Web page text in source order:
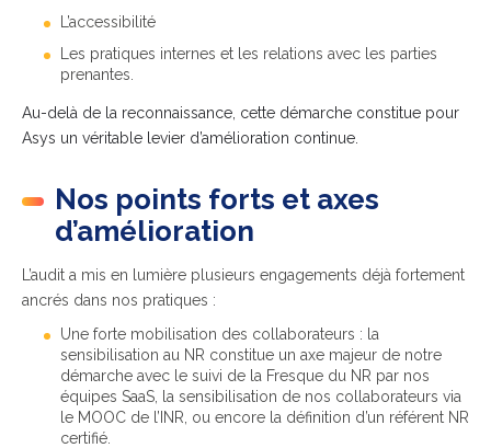
L’accessibilité
Les pratiques internes et les relations avec les parties
prenantes.
Au-delà de la reconnaissance, cette démarche constitue pour
Asys un véritable levier d’amélioration continue.
Nos points forts et axes
d’amélioration
L’audit a mis en lumière plusieurs engagements déjà fortement
ancrés dans nos pratiques :
Une forte mobilisation des collaborateurs : la
sensibilisation au NR constitue un axe majeur de notre
démarche avec le suivi de la Fresque du NR par nos
équipes SaaS, la sensibilisation de nos collaborateurs via
le MOOC de l’INR, ou encore la définition d’un référent NR
certifié.